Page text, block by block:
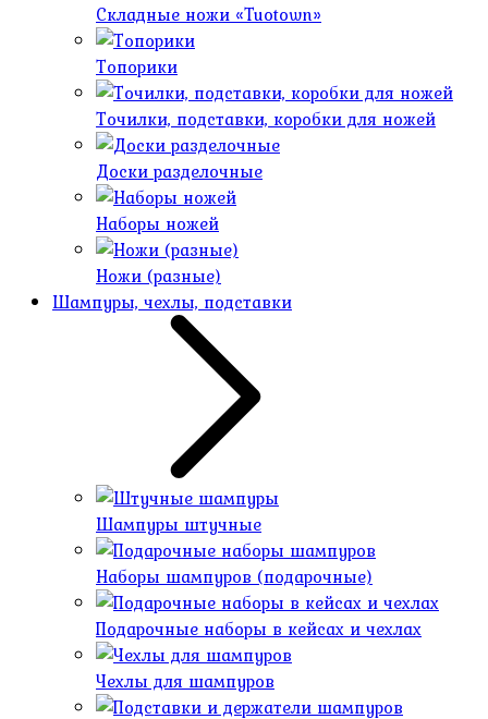
Cкладные ножи «Tuotown»
Топорики
Точилки, подставки, коробки для ножей
Доски разделочные
Наборы ножей
Ножи (разные)
Шампуры, чехлы, подставки
Шампуры штучные
Наборы шампуров (подарочные)
Подарочные наборы в кейсах и чехлах
Чехлы для шампуров